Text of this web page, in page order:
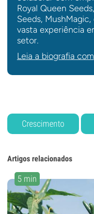
Royal Queen
Seeds,
vasta experiência
setor.
Leia a biografia
Crescimento
Artigos relacionados
5 min